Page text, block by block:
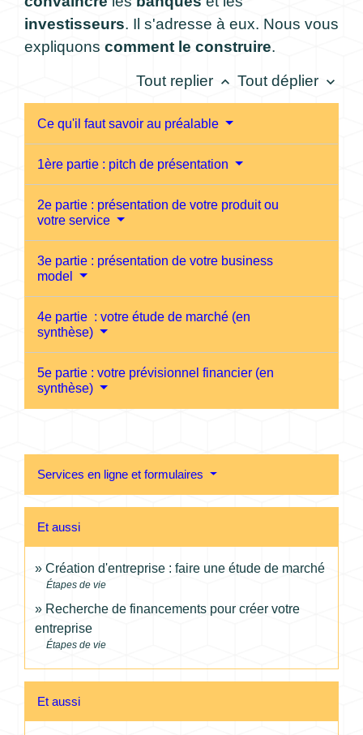
investisseurs. Il s'adresse à eux. Nous vous
expliquons comment le construire.
Tout replier keyboard_arrow_up Tout déplier keyboard_arrow_down
Ce qu'il faut savoir au préalable
1ère partie : pitch de présentation
2e partie : présentation de votre produit ou
votre service
3e partie : présentation de votre business
model
4e partie : votre étude de marché (en
synthèse)
5e partie : votre prévisionnel financier (en
synthèse)
Services en ligne et formulaires
Et aussi
Création d'entreprise : faire une étude de marché
Étapes de vie
Recherche de financements pour créer votre
entreprise
Étapes de vie
Et aussi